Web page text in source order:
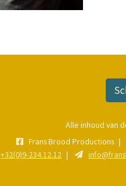
Alle inhoud van
Frans Brood Productions
+32(0)9-234.12.12